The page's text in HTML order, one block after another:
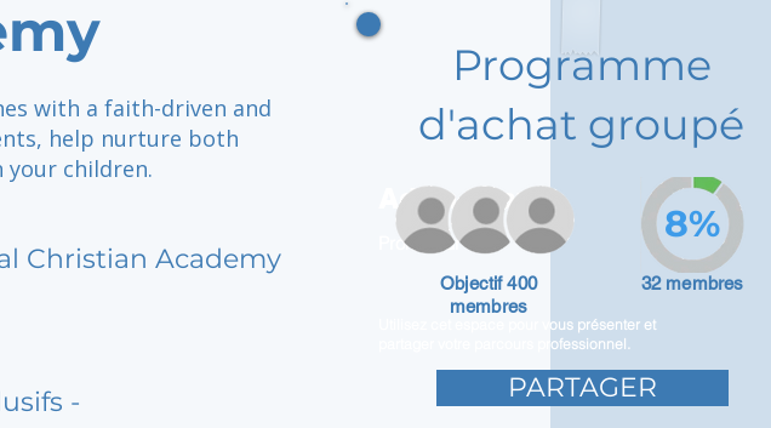
with a faith-driven and
help nurture both
your children.
Christian Academy
-
Adam Caar
Promoteur
Utilisez cet espace pour vous présenter et
partager votre parcours professionnel.
Programme
d'achat groupé
Objectif 400
membres
32 membres
8%
PARTAGER